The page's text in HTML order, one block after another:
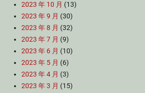
2023 年 10 月 (13)
2023 年 9 月 (30)
2023 年 8 月 (32)
2023 年 7 月 (9)
2023 年 6 月 (10)
2023 年 5 月 (6)
2023 年 4 月 (3)
2023 年 3 月 (15)